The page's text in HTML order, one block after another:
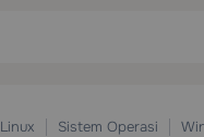
Linux Sistem Operasi